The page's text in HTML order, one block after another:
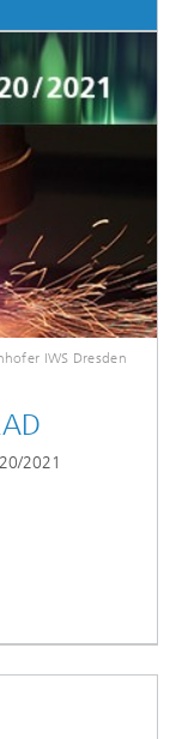
IWS Dresden
2021